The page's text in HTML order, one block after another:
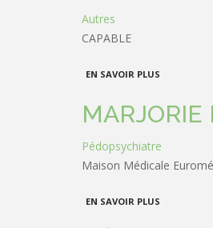
Autres
CAPABLE
EN SAVOIR PLUS
MARJORIE
Pédopsychiatre
Maison Médicale
EN SAVOIR PLUS